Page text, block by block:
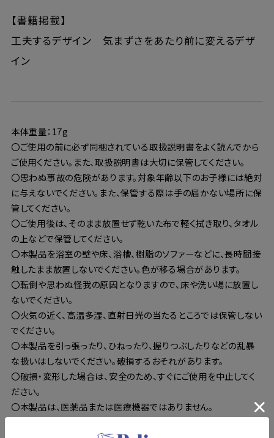
【書籍掲載】
工夫するデザイン 気まずさをあたり前に変えるデザ
イン
本体重量：17g
〇ご使用の前に必ず同梱されている取扱説明書をよく読んでから
ご使用ください。また、取扱説明書は大切に保管してください。
〇思わぬ事故の危険があります。対象年齢以下のお子様には絶対
に与えないでください。また、保管する際は手の届かない場所に保
管してください。
〇ご使用後は、そのまま放置せず乾いた布で軽く拭き取り、タオル
の上などで保管してください。
〇本製品を浴室の壁や床、浴槽、樹脂のソファーなどに、長時間接
触したまま放置しないでください。色が移る場合があります。
〇転倒や思わぬ怪我の原因となりますので、床や洗い場に放置し
ないでください。
〇火気の近く、高温多湿、直射日光の当たるところでは保管しない
でください。
〇本製品を引っ張ったり、ひねったり、握りつぶしたりなどの乱暴
な扱いはしないでください。破損するおそれがあります。
〇破損・変形した場合は、安全のため、すぐにご使用を中止してく
ださい。
〇本製品は、医薬品または医療機器ではありません。